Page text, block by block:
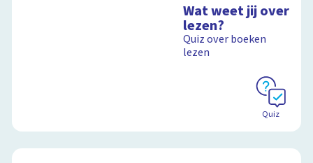
Wat weet jij over
lezen?
Quiz over boeken
lezen
Quiz